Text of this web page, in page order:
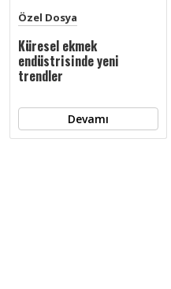
Özel Dosya
Küresel ekmek
endüstrisinde yeni
trendler
Devamı